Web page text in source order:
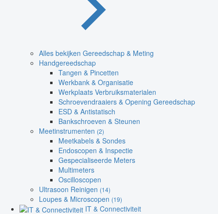
Alles bekijken Gereedschap & Meting
Handgereedschap
Tangen & Pincetten
Werkbank & Organisatie
Werkplaats Verbruiksmaterialen
Schroevendraaiers & Opening Gereedschap
ESD & Antistatisch
Bankschroeven & Steunen
Meetinstrumenten (2)
Meetkabels & Sondes
Endoscopen & Inspectie
Gespecialiseerde Meters
Multimeters
Oscilloscopen
Ultrasoon Reinigen (14)
Loupes & Microscopen (19)
IT & Connectiviteit